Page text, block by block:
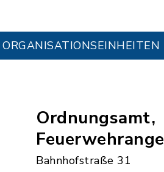
ORGANISATIONS­EINHEITEN
Ordnungsamt,
Bahnhofstraße 31